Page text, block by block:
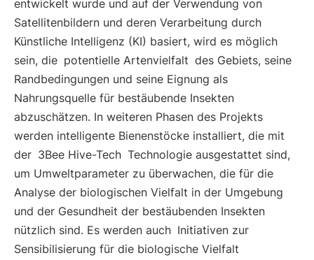
entwickelt wurde und auf der Verwendung von
Satellitenbildern und deren Verarbeitung durch
Künstliche Intelligenz (KI) basiert, wird es möglich
sein, die potentielle Artenvielfalt des Gebiets, seine
Randbedingungen und seine Eignung als
Nahrungsquelle für bestäubende Insekten
abzuschätzen. In weiteren Phasen des Projekts
werden intelligente Bienenstöcke installiert, die mit
der 3Bee Hive-Tech Technologie ausgestattet sind,
um Umweltparameter zu überwachen, die für die
Analyse der biologischen Vielfalt in der Umgebung
und der Gesundheit der bestäubenden Insekten
nützlich sind. Es werden auch Initiativen zur
Sensibilisierung für die biologische Vielfalt